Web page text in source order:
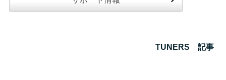
TUNERS 記事